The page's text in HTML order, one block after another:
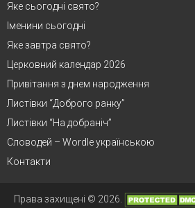
Яке сьогодні свято?
Іменини сьогодні
Яке завтра свято?
Церковний календар 2026
Привітання з днем народження
Листівки “Доброго ранку”
Листівки “На добраніч”
Словодей – Wordle українською
Контакти
Права захищені © 2026.